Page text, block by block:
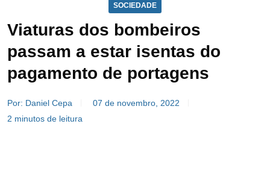
SOCIEDADE
Viaturas dos bombeiros
passam a estar isentas do
pagamento de portagens
Por: Daniel Cepa
07 de novembro, 2022
2 minutos de leitura